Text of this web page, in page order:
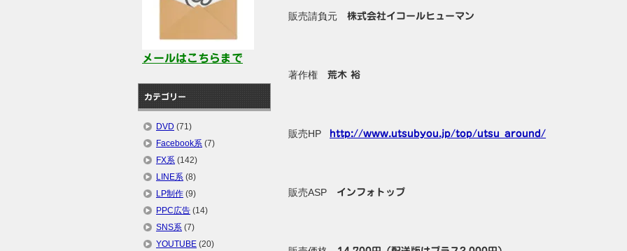
販売請負元株式会社イコールヒューマン
著作権荒木 裕
販売HP http://www.utsubyou.jp/top/utsu_around/
販売ASP インフォトップ
メールはこちらまで
カテゴリー
DVD (71)
Facebook系 (7)
FX系 (142)
LINE系 (8)
LP制作 (9)
PPC広告 (14)
SNS系 (7)
YOUTUBE (20)